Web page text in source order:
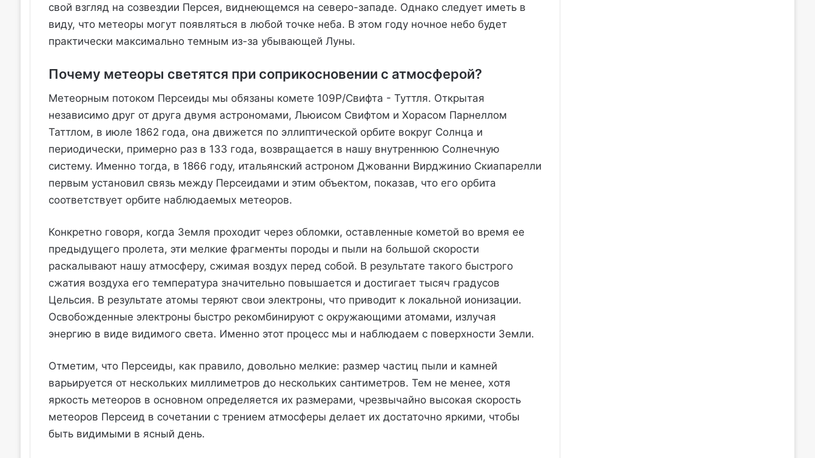
свой взгляд на созвездии Персея, виднеющемся на северо-западе. Однако следует иметь в
виду, что метеоры могут появляться в любой точке неба. В этом году ночное небо будет
практически максимально темным из-за убывающей Луны.
Почему метеоры светятся при соприкосновении с атмосферой?
Метеорным потоком Персеиды мы обязаны комете 109P/Свифта - Туттля. Открытая
независимо друг от друга двумя астрономами, Льюисом Свифтом и Хорасом Парнеллом
Таттлом, в июле 1862 года, она движется по эллиптической орбите вокруг Солнца и
периодически, примерно раз в 133 года, возвращается в нашу внутреннюю Солнечную
систему. Именно тогда, в 1866 году, итальянский астроном Джованни Вирджинио Скиапарелли
первым установил связь между Персеидами и этим объектом, показав, что его орбита
соответствует орбите наблюдаемых метеоров.
Конкретно говоря, когда Земля проходит через обломки, оставленные кометой во время ее
предыдущего пролета, эти мелкие фрагменты породы и пыли на большой скорости
раскалывают нашу атмосферу, сжимая воздух перед собой. В результате такого быстрого
сжатия воздуха его температура значительно повышается и достигает тысяч градусов
Цельсия. В результате атомы теряют свои электроны, что приводит к локальной ионизации.
Освобожденные электроны быстро рекомбинируют с окружающими атомами, излучая
энергию в виде видимого света. Именно этот процесс мы и наблюдаем с поверхности Земли.
Отметим, что Персеиды, как правило, довольно мелкие: размер частиц пыли и камней
варьируется от нескольких миллиметров до нескольких сантиметров. Тем не менее, хотя
яркость метеоров в основном определяется их размерами, чрезвычайно высокая скорость
метеоров Персеид в сочетании с трением атмосферы делает их достаточно яркими, чтобы
быть видимыми в ясный день.